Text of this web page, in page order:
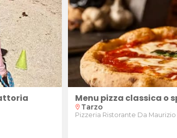
Menu pizza classica o
location_on Tarzo
Pizzeria Ristorante Da Maurizio